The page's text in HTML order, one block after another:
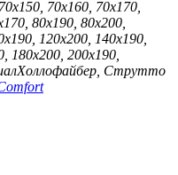
70х160, 70х170,
80х190, 80х200,
120х200, 140х190,
180х200, 200х190,
Холлофайбер, Струтто